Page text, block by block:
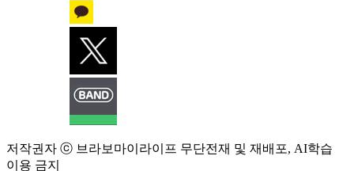
저작권자 ⓒ 브라보마이라이프 무단전재 및 재배포, AI학습
이용 금지